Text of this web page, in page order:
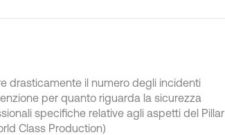
drasticamente il numero degli incidenti
per quanto riguarda la sicurezza
specifiche relative agli aspetti del Pillar
Class Production)